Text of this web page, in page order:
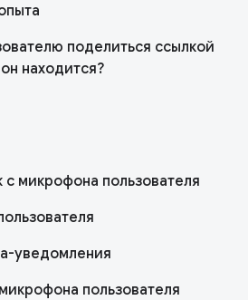
поделиться ссылкой
находится?
с микрофона пользователя
уведомления
пользователя